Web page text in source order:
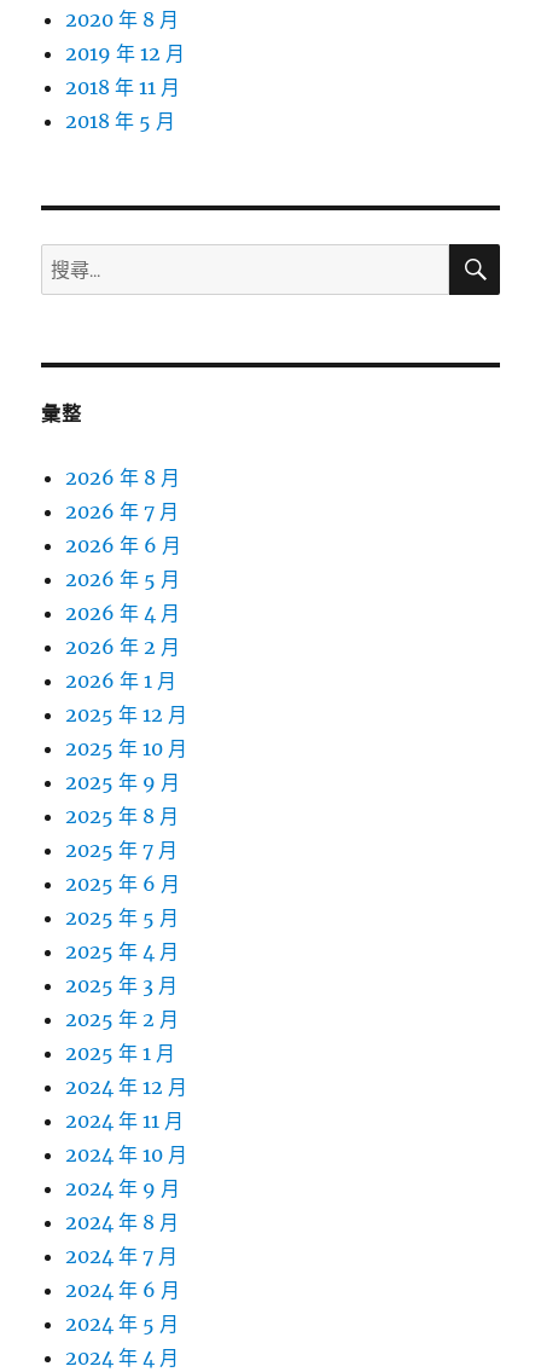
2020 年 8 月
2019 年 12 月
2018 年 11 月
2018 年 5 月
搜
尋
鍵
搜
彙整
2026 年 8 月
2026 年 7 月
2026 年 6 月
2026 年 5 月
2026 年 4 月
2026 年 2 月
2026 年 1 月
2025 年 12 月
2025 年 10 月
2025 年 9 月
2025 年 8 月
2025 年 7 月
2025 年 6 月
2025 年 5 月
2025 年 4 月
2025 年 3 月
2025 年 2 月
2025 年 1 月
2024 年 12 月
2024 年 11 月
2024 年 10 月
2024 年 9 月
2024 年 8 月
2024 年 7 月
2024 年 6 月
2024 年 5 月
2024 年 4 月